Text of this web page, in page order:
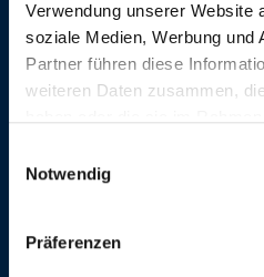
Verwendung unserer Website
soziale Medien, Werbung und
Partner führen diese
weiteren Daten zusammen,
Notwendig
Präferenzen